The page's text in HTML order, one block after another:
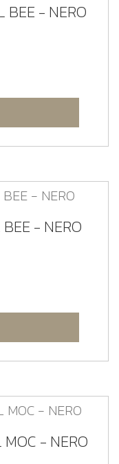
BEE - NERO
BEE - NERO
MOC - NERO